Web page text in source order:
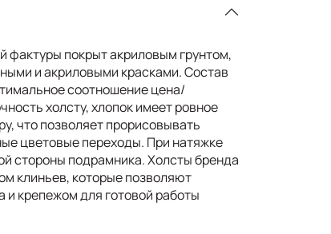
фактуры покрыт акриловым грунтом,
и акриловыми красками. Состав
соотношение цена/
холсту, хлопок имеет ровное
что позволяет прорисовывать
цветовые переходы. При натяжке
стороны подрамника. Холсты бренда
клиньев, которые позволяют
и крепежом для готовой работы